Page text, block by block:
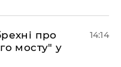
про
мосту" у
14:14